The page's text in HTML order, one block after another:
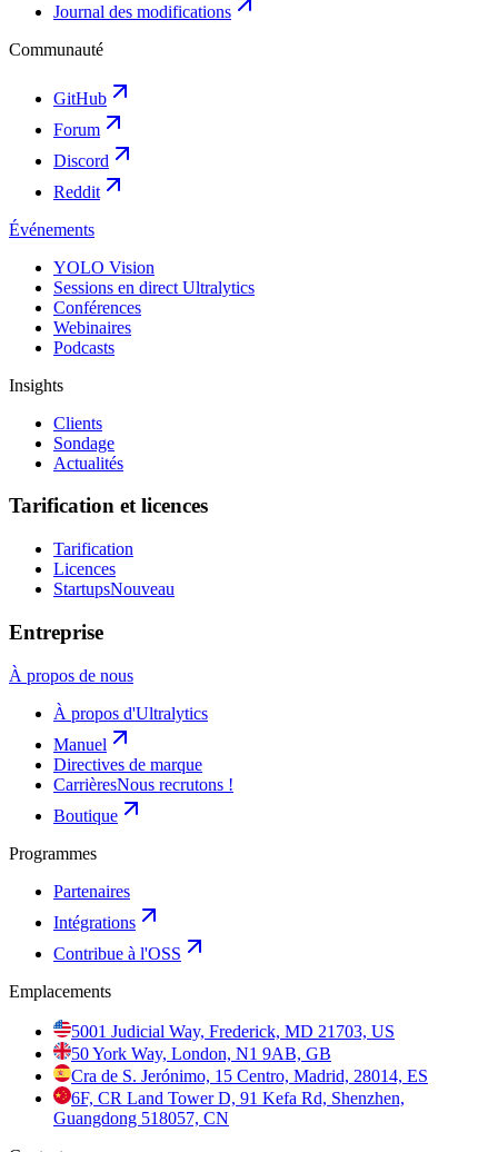
Journal des modifications
Communauté
GitHub
Forum
Discord
Reddit
Événements
YOLO Vision
Sessions en direct Ultralytics
Conférences
Webinaires
Podcasts
Insights
Clients
Sondage
Actualités
Tarification et licences
Tarification
Licences
StartupsNouveau
Entreprise
À propos de nous
À propos d'Ultralytics
Manuel
Directives de marque
CarrièresNous recrutons !
Boutique
Programmes
Partenaires
Intégrations
Contribue à l'OSS
Emplacements
5001 Judicial Way, Frederick, MD 21703, US
50 York Way, London, N1 9AB, GB
Cra de S. Jerónimo, 15 Centro, Madrid, 28014, ES
6F, CR Land Tower D, 91 Kefa Rd, Shenzhen,
Guangdong 518057, CN